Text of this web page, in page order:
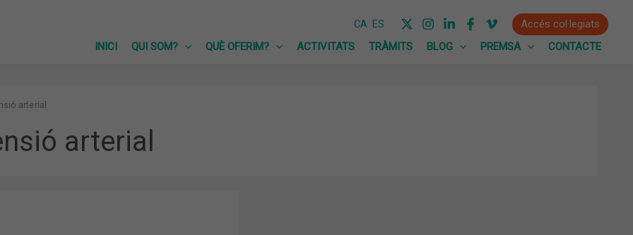
CA ES
Accés col·legiats
INICI
QUI SOM? QUÈ OFERIM? ACTIVITATS TRÀMITS BLOG PREMSA CONTACTE
arterial
arterial